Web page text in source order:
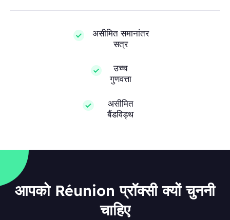
असीमित समानांतर
सत्र
उच्च
गुणवत्ता
असीमित
बैंडविड्थ
आपको Réunion प्रॉक्सी क्यों चुननी
चाहिए